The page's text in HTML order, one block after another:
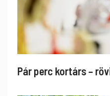
Pár perc kortárs –